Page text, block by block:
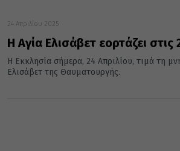
24 Απριλίου 2025
Η Αγία Ελισάβετ εορτάζει στις
Η Εκκλησία σήμερα, 24 Απριλίου, τιμά τη
Ελισάβετ της Θαυματουργής.